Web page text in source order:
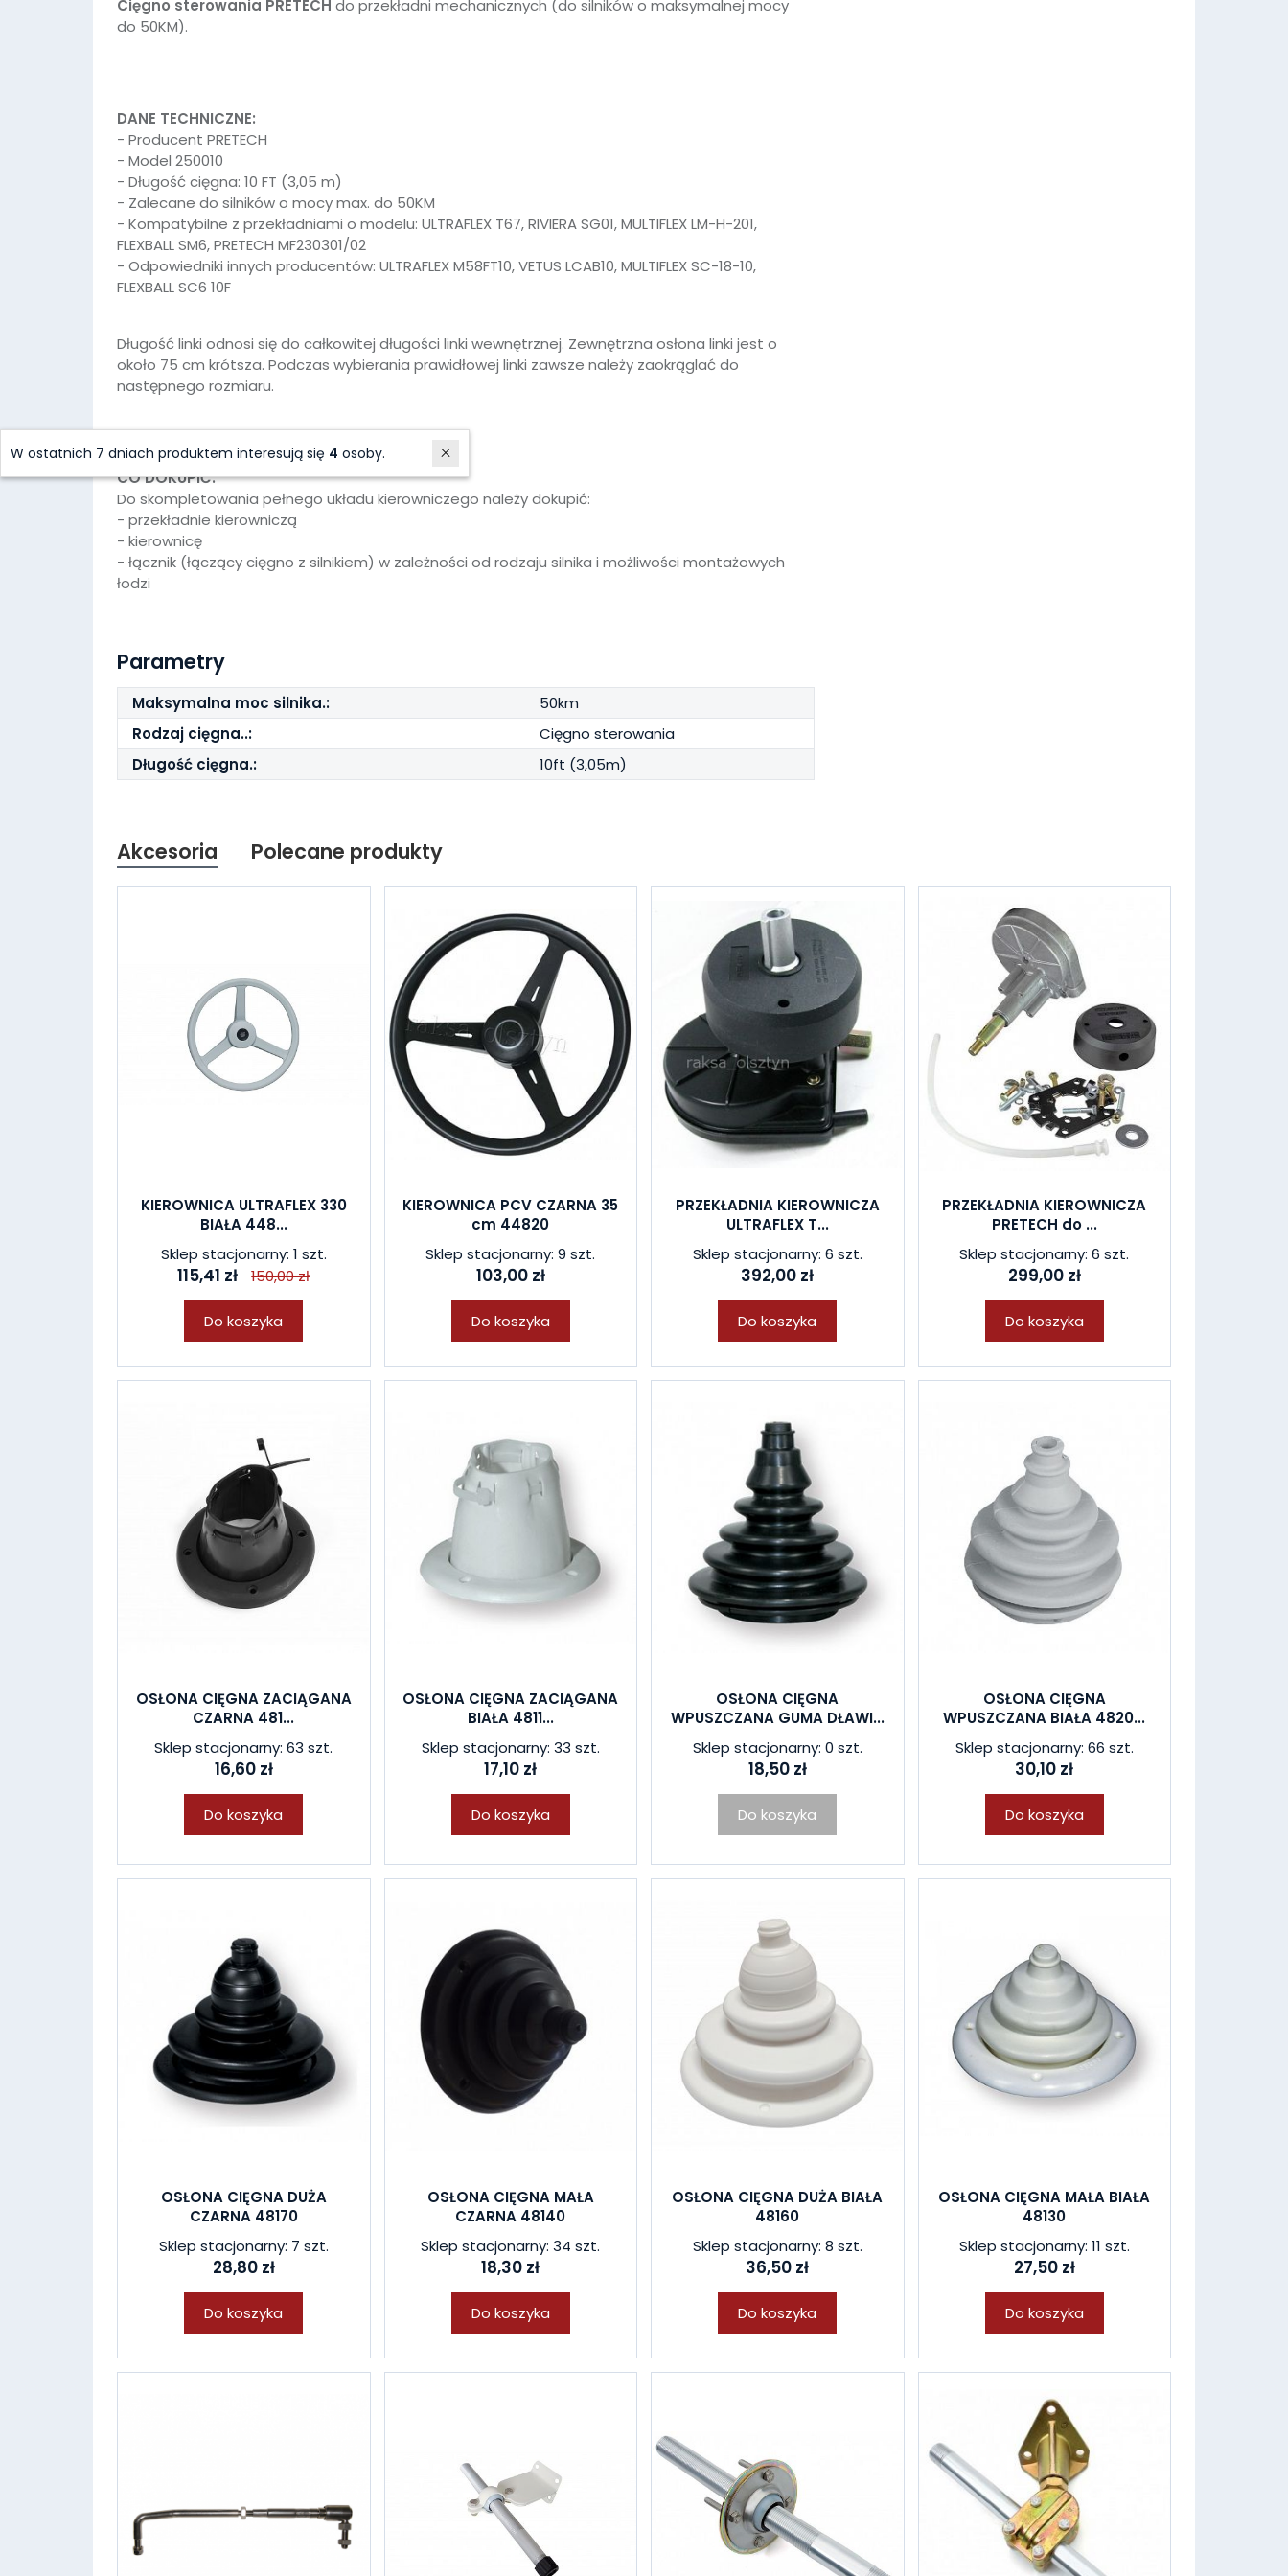
Cięgno sterowania PRETECH do przekładni mechanicznych (do silników o maksymalnej mocy
do 50KM).
DANE TECHNICZNE:
- Producent PRETECH
- Model 250010
- Długość cięgna: 10 FT (3,05 m)
- Zalecane do silników o mocy max. do 50KM
- Kompatybilne z przekładniami o modelu: ULTRAFLEX T67, RIVIERA SG01, MULTIFLEX LM-H-201,
FLEXBALL SM6, PRETECH MF230301/02
- Odpowiedniki innych producentów: ULTRAFLEX M58FT10, VETUS LCAB10, MULTIFLEX SC-18-10,
FLEXBALL SC6 10F
Długość linki odnosi się do całkowitej długości linki wewnętrznej. Zewnętrzna osłona linki jest o
około 75 cm krótsza. Podczas wybierania prawidłowej linki zawsze należy zaokrąglać do
następnego rozmiaru.
CO DOKUPIĆ:
Do skompletowania pełnego układu kierowniczego należy dokupić:
- przekładnie kierowniczą
- kierownicę
- łącznik (łączący cięgno z silnikiem) w zależności od rodzaju silnika i możliwości montażowych
łodzi
Parametry
Maksymalna moc silnika.:
50km
Rodzaj cięgna..:
Cięgno sterowania
Długość cięgna.:
10ft (3,05m)
Akcesoria Polecane produkty
KIEROWNICA ULTRAFLEX 330
BIAŁA 448...
Sklep stacjonarny: 1 szt.
115,41 zł 150,00 zł
Do koszyka
KIEROWNICA PCV CZARNA 35
cm 44820
Sklep stacjonarny: 9 szt.
103,00 zł
Do koszyka
PRZEKŁADNIA KIEROWNICZA
ULTRAFLEX T...
Sklep stacjonarny: 6 szt.
392,00 zł
Do koszyka
PRZEKŁADNIA KIEROWNICZA
PRETECH do ...
Sklep stacjonarny: 6 szt.
299,00 zł
Do koszyka
OSŁONA CIĘGNA ZACIĄGANA
CZARNA 481...
Sklep stacjonarny: 63 szt.
16,60 zł
Do koszyka
OSŁONA CIĘGNA ZACIĄGANA
BIAŁA 4811...
Sklep stacjonarny: 33 szt.
17,10 zł
Do koszyka
OSŁONA CIĘGNA
WPUSZCZANA GUMA DŁAWI...
Sklep stacjonarny: 0 szt.
18,50 zł
Do koszyka
OSŁONA CIĘGNA
WPUSZCZANA BIAŁA 4820...
Sklep stacjonarny: 66 szt.
30,10 zł
Do koszyka
OSŁONA CIĘGNA DUŻA
CZARNA 48170
Sklep stacjonarny: 7 szt.
28,80 zł
Do koszyka
OSŁONA CIĘGNA MAŁA
CZARNA 48140
Sklep stacjonarny: 34 szt.
18,30 zł
Do koszyka
OSŁONA CIĘGNA DUŻA BIAŁA
48160
Sklep stacjonarny: 8 szt.
36,50 zł
Do koszyka
OSŁONA CIĘGNA MAŁA BIAŁA
48130
Sklep stacjonarny: 11 szt.
27,50 zł
Do koszyka
W ostatnich 7 dniach produktem interesują się 4 osoby.